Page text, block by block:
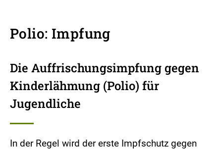
Polio: Impfung
Die Auffrischungsimpfung gegen
Kinderlähmung (Polio) für
Jugendliche
In der Regel wird der erste Impfschutz gegen